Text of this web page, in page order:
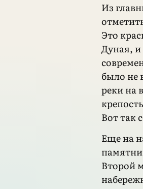
Из
Это
Дуная, и
было не
реки на
Вот так
Еще на
Второй